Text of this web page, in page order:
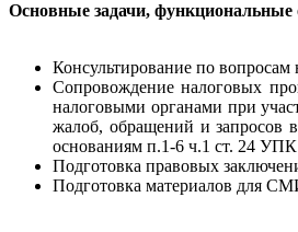
Основные задачи, функциональные
Консультирование по
Сопровождение налоговых
налоговыми органами при
жалоб, обращений и запросов
основаниям п.1-6 ч.1 ст. 24
Подготовка правовых
Подготовка материалов для